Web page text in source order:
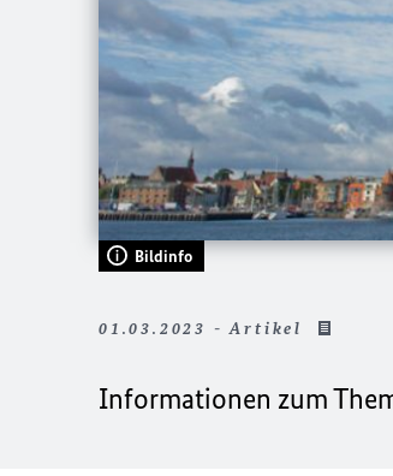
Bildinfo
01.03.2023 - Artikel
Informationen zum